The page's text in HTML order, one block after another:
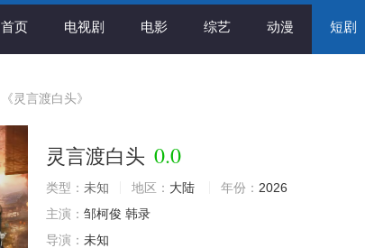
首页 电视剧 电影 综艺 动漫 短剧
《灵言渡白头》
灵言渡白头 0.0
类型： 未知 地区： 大陆 年份： 2026
主演： 邹柯俊 韩录
导演： 未知